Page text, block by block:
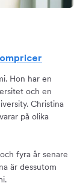
Hon har en
och en
Christina
på olika
fyra år senare
är dessutom